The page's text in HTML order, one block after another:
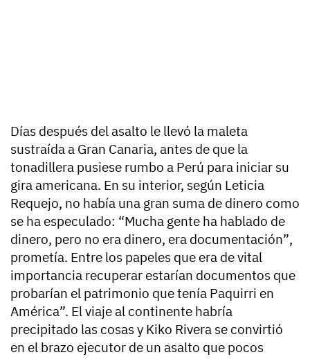
Días después del asalto le llevó la maleta
sustraída a Gran Canaria, antes de que la
tonadillera pusiese rumbo a Perú para iniciar su
gira americana. En su interior, según Leticia
Requejo, no había una gran suma de dinero como
se ha especulado: “Mucha gente ha hablado de
dinero, pero no era dinero, era documentación”,
prometía. Entre los papeles que era de vital
importancia recuperar estarían documentos que
probarían el patrimonio que tenía Paquirri en
América”. El viaje al continente habría
precipitado las cosas y Kiko Rivera se convirtió
en el brazo ejecutor de un asalto que pocos